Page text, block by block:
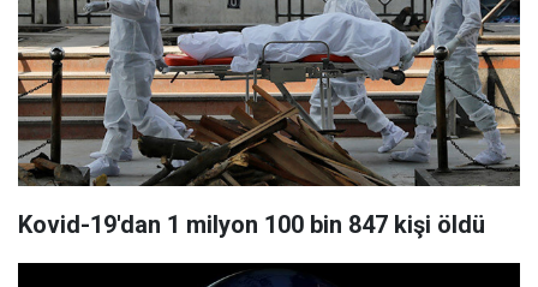
Kovid-19'dan 1 milyon 100 bin 847 kişi öldü